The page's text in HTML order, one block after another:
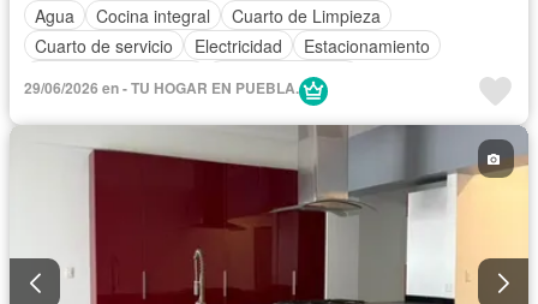
Agua
Cocina integral
Cuarto de Limpieza
Cuarto de servicio
Electricidad
Estacionamiento
Vista panorámica
29/06/2026 en - TU HOGAR EN PUEBLA.